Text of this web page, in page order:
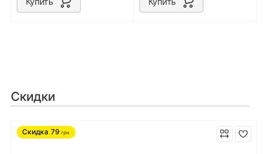
Скидки
Скидка 79 грн